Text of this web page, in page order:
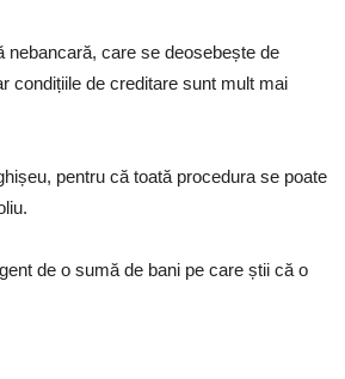
nebancară, care se deosebește de
condițiile de creditare sunt mult mai
pentru că toată procedura se poate
de o sumă de bani pe care știi că o